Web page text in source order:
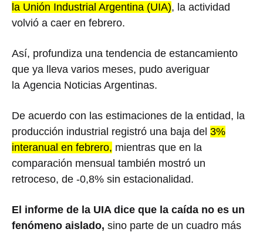
la Unión Industrial Argentina (UIA), la actividad
volvió a caer en febrero.
Así, profundiza una tendencia de estancamiento
que ya lleva varios meses, pudo averiguar
la Agencia Noticias Argentinas.
De acuerdo con las estimaciones de la entidad, la
producción industrial registró una baja del 3%
interanual en febrero, mientras que en la
comparación mensual también mostró un
retroceso, de -0,8% sin estacionalidad.
El informe de la UIA dice que la caída no es un
fenómeno aislado, sino parte de un cuadro más